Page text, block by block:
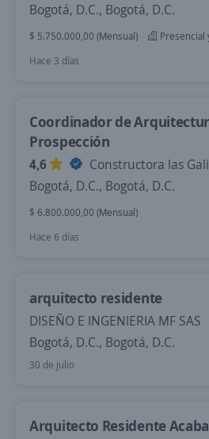
Bogotá, D.C., Bogotá, D.C.
$ 5.750.000,00 (Mensual)
Hace 3 días
Coordinador de
Prospección
4,6
Constructora las
Bogotá, D.C., Bogotá, D.C.
$ 6.800.000,00 (Mensual)
Hace 6 días
arquitecto residente
DISEÑO E INGENIERIA MF SAS
Bogotá, D.C., Bogotá, D.C.
30 de julio
Arquitecto Residente